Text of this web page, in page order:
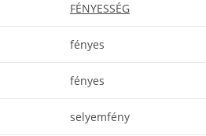
FÉNYESSÉG
fényes
fényes
selyemfény